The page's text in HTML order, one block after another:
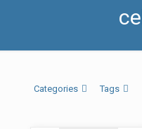
Categories Tags